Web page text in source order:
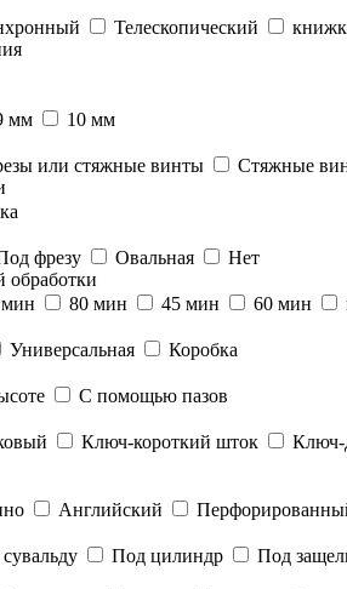
Телескопический
мм
10 мм
или стяжные винты Стяжные
фрезу Овальная
Нет
обработки
мин 80 мин 45 мин 60 мин
Универсальная
Коробка
С помощью пазов
Ключ-короткий шток Ключ-
Английский
Под цилиндр Под